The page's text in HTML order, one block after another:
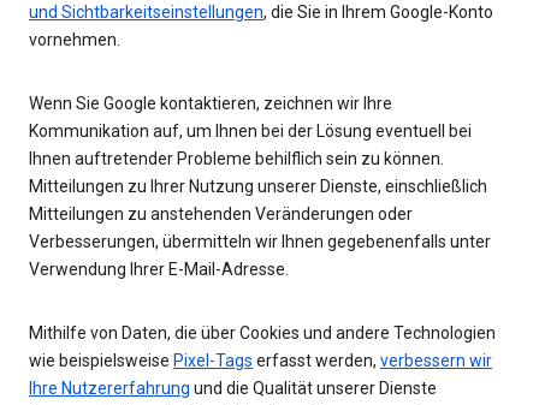
und Sichtbarkeitseinstellungen, die Sie in Ihrem Google-Konto
vornehmen.
Wenn Sie Google kontaktieren, zeichnen wir Ihre
Kommunikation auf, um Ihnen bei der Lösung eventuell bei
Ihnen auftretender Probleme behilflich sein zu können.
Mitteilungen zu Ihrer Nutzung unserer Dienste, einschließlich
Mitteilungen zu anstehenden Veränderungen oder
Verbesserungen, übermitteln wir Ihnen gegebenenfalls unter
Verwendung Ihrer E-Mail-Adresse.
Mithilfe von Daten, die über Cookies und andere Technologien
wie beispielsweise Pixel-Tags erfasst werden, verbessern wir
Ihre Nutzererfahrung und die Qualität unserer Dienste